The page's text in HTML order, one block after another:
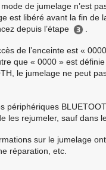
mode de jumelage n’est
est libéré avant la fin de
depuis l’étape
de l’enceinte est «
que « 0000 » est
le jumelage ne peut
périphériques
les rejumeler, sauf dans
sur le jumelage
réparation, etc.